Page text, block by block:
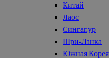
Китай
Лаос
Сингапур
Шри-Ланка
Южная Корея